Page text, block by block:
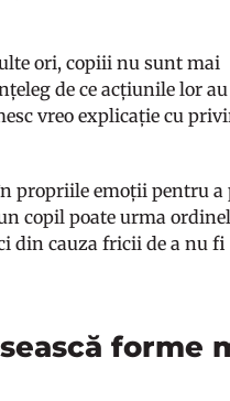
ori, copiii nu sunt mai
de ce acțiunile lor
vreo explicație cu
propriile emoții pentru a
copil poate urma
din cauza fricii de a nu fi
forme